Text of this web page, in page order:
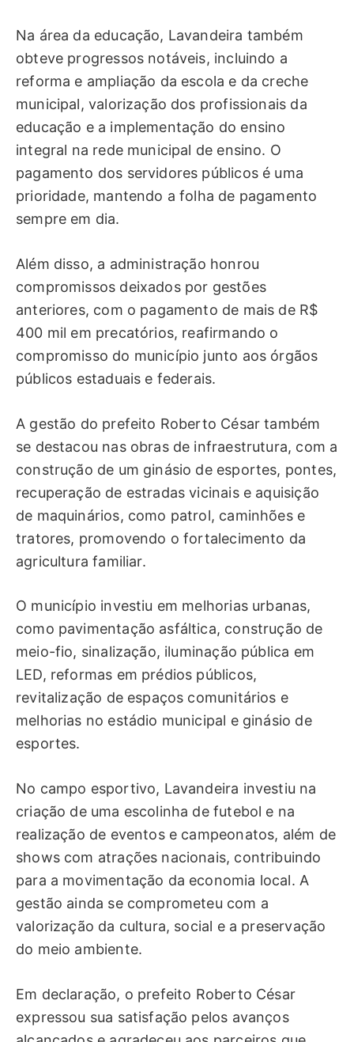
Na área da educação, Lavandeira também
obteve progressos notáveis, incluindo a
reforma e ampliação da escola e da creche
municipal, valorização dos profissionais da
educação e a implementação do ensino
integral na rede municipal de ensino. O
pagamento dos servidores públicos é uma
prioridade, mantendo a folha de pagamento
sempre em dia.
Além disso, a administração honrou
compromissos deixados por gestões
anteriores, com o pagamento de mais de R$
400 mil em precatórios, reafirmando o
compromisso do município junto aos órgãos
públicos estaduais e federais.
A gestão do prefeito Roberto César também
se destacou nas obras de infraestrutura, com a
construção de um ginásio de esportes, pontes,
recuperação de estradas vicinais e aquisição
de maquinários, como patrol, caminhões e
tratores, promovendo o fortalecimento da
agricultura familiar.
O município investiu em melhorias urbanas,
como pavimentação asfáltica, construção de
meio-fio, sinalização, iluminação pública em
LED, reformas em prédios públicos,
revitalização de espaços comunitários e
melhorias no estádio municipal e ginásio de
esportes.
No campo esportivo, Lavandeira investiu na
criação de uma escolinha de futebol e na
realização de eventos e campeonatos, além de
shows com atrações nacionais, contribuindo
para a movimentação da economia local. A
gestão ainda se comprometeu com a
valorização da cultura, social e a preservação
do meio ambiente.
Em declaração, o prefeito Roberto César
expressou sua satisfação pelos avanços